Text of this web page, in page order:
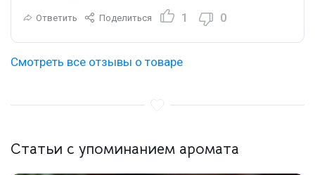
Ответить Поделиться 1 0
Смотреть все отзывы о товаре
Статьи с упоминанием аромата